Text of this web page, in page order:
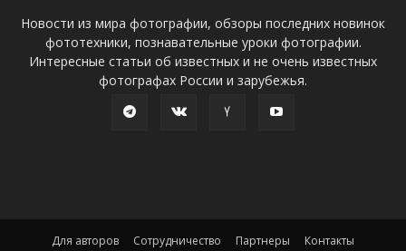
Новости из мира фотографии, обзоры последних новинок
фототехники, познавательные уроки фотографии.
Интересные статьи об известных и не очень известных
фотографах России и зарубежья.
Для авторов Сотрудничество Партнеры Контакты